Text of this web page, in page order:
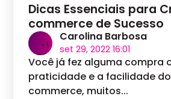
Dicas Essenciais para
commerce de Sucesso
Carolina Barbosa
set 29, 2022 16:01
Você já fez alguma compra
praticidade e a facilidade
commerce, muitos...